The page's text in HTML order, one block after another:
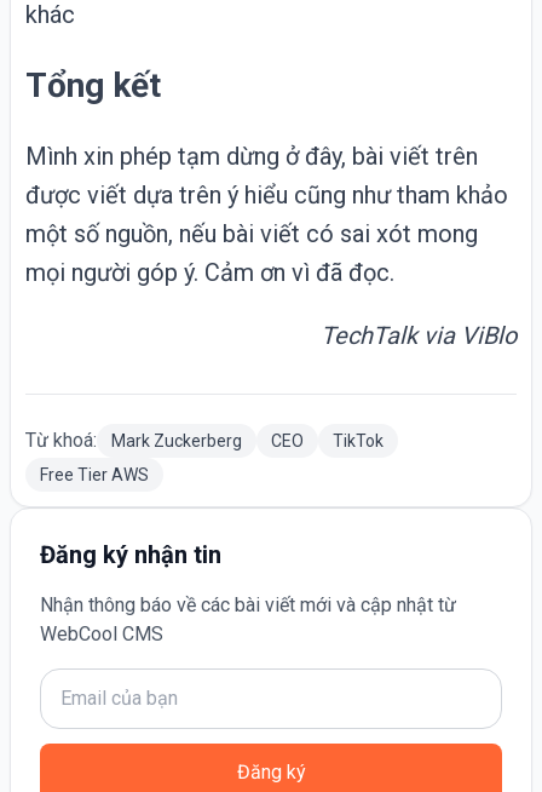
khác
Tổng kết
Mình xin phép tạm dừng ở đây, bài viết trên
được viết dựa trên ý hiểu cũng như tham khảo
một số nguồn, nếu bài viết có sai xót mong
mọi người góp ý. Cảm ơn vì đã đọc.
TechTalk via ViBlo
Từ khoá: Mark Zuckerberg CEO
TikTok
Free Tier AWS
Đăng ký nhận tin
Nhận thông báo về các bài viết mới và cập nhật từ
WebCool CMS
Đăng ký